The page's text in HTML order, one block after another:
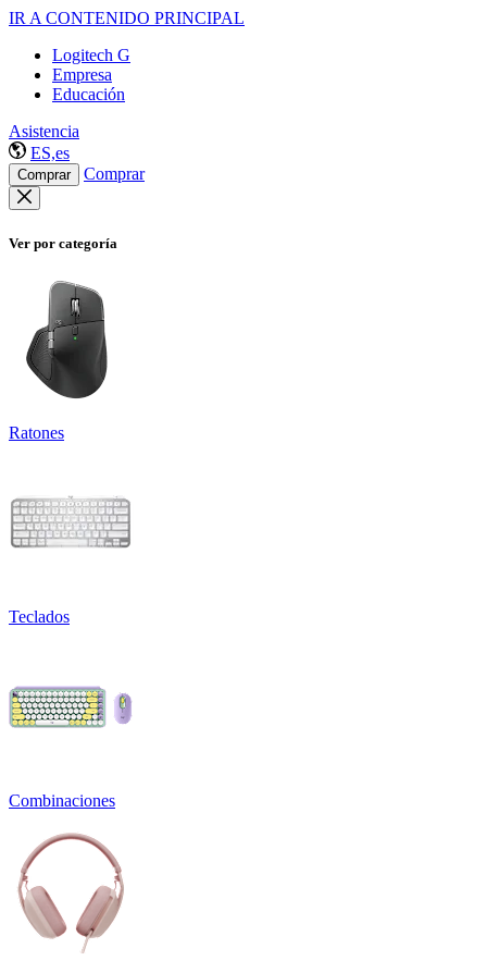
IR A CONTENIDO PRINCIPAL
Logitech G
Empresa
Educación
Asistencia
ES,es
Comprar Comprar
Ver por categoría
Ratones
Teclados
Combinaciones